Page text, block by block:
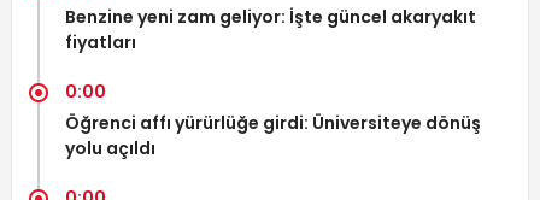
Benzine yeni zam geliyor: İşte güncel akaryakıt
fiyatları
0:00
Öğrenci affı yürürlüğe girdi: Üniversiteye dönüş
yolu açıldı